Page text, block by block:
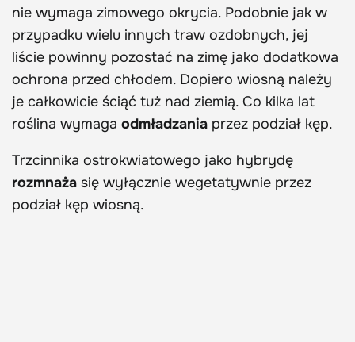
nie wymaga zimowego okrycia. Podobnie jak w
przypadku wielu innych traw ozdobnych, jej
liście powinny pozostać na zimę jako dodatkowa
ochrona przed chłodem. Dopiero wiosną należy
je całkowicie ściąć tuż nad ziemią. Co kilka lat
roślina wymaga odmładzania przez podział kęp.
Trzcinnika ostrokwiatowego jako hybrydę
rozmnaża się wyłącznie wegetatywnie przez
podział kęp wiosną.